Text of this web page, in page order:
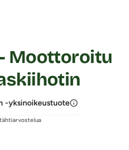
Moottoroitu
-yksinoikeustuote